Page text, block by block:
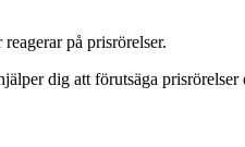
på prisrörelser.
dig att förutsäga